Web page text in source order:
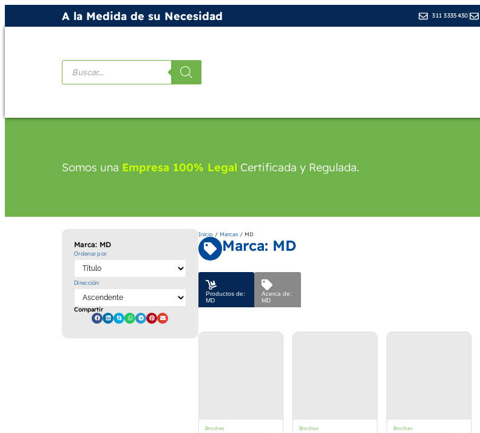
A la Medida de su Necesidad 311 3335430
Somos una Empresa 100% Legal Certificada y Regulada.
Marca: MD
Ordenar por:
Dirección:
Compartir
Inicio/ Marcas/ MD
Marca: MD
Productos de:
MD
Acerca de:
MD
Brochas Brochas Brochas